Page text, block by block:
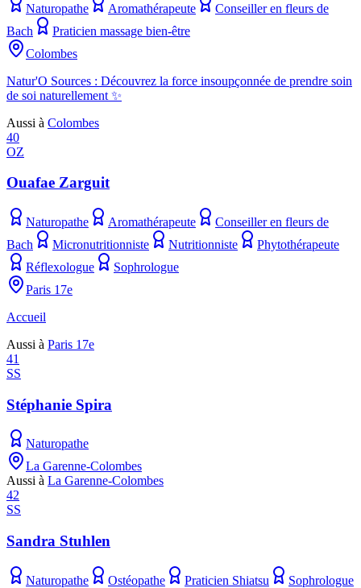
Naturopathe Aromathérapeute
Conseiller en fleurs de
Bach
Praticien massage bien-être
Colombes
Natur'O Sources : Découvrez la force insoupçonnée de prendre soin
de soi naturellement ✨
Aussi à Colombes
40
OZ
Ouafae Zarguit
Naturopathe Aromathérapeute
Conseiller en fleurs de
Bach
Micronutritionniste Nutritionniste
Phytothérapeute
Réflexologue
Sophrologue
Paris 17e
Accueil
Aussi à Paris 17e
41
SS
Stéphanie Spira
Naturopathe
La Garenne-Colombes
Aussi à La Garenne-Colombes
42
SS
Sandra Stuhlen
Naturopathe Ostéopathe Praticien Shiatsu
Sophrologue